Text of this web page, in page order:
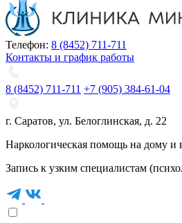
Телефон: 8 (8452) 711-711
Контакты и график работы
8 (8452) 711-711 +7 (905) 384-61-04
г. Саратов, ул. Белоглинская, д. 22
Наркологическая помощь на дому и
Запись к узким специалистам